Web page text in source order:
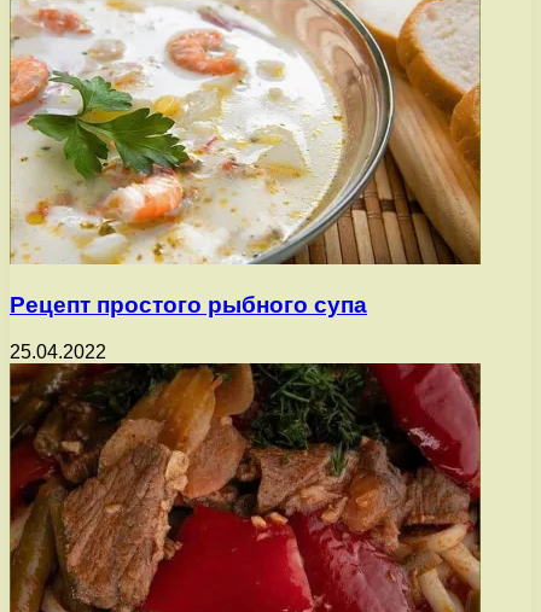
Рецепт простого рыбного супа
25.04.2022